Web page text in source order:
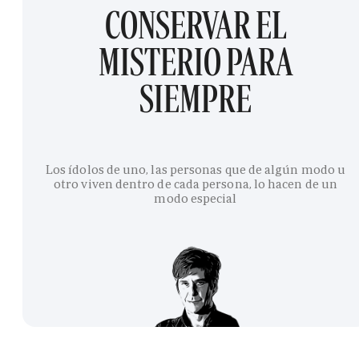
CONSERVAR EL
MISTERIO PARA
SIEMPRE
Los ídolos de uno, las personas que de algún modo u
otro viven dentro de cada persona, lo hacen de un
modo especial